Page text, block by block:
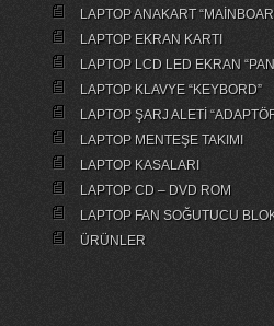
LAPTOP ANAKART
LAPTOP EKRAN KARTI
LAPTOP LCD LED EKRAN
LAPTOP KLAVYE “KEYBORD”
LAPTOP ŞARJ ALETİ
LAPTOP MENTEŞE TAKIMI
LAPTOP KASALARI
LAPTOP CD – DVD ROM
LAPTOP FAN SOĞUTUCU
ÜRÜNLER